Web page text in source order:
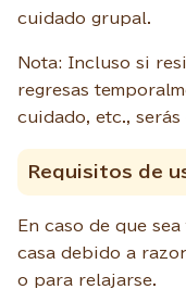
cuidado grupal.
Nota: Incluso si
regresas
cuidado, etc., serás
Requisitos de
En caso de que
casa debido a
o para relajarse.